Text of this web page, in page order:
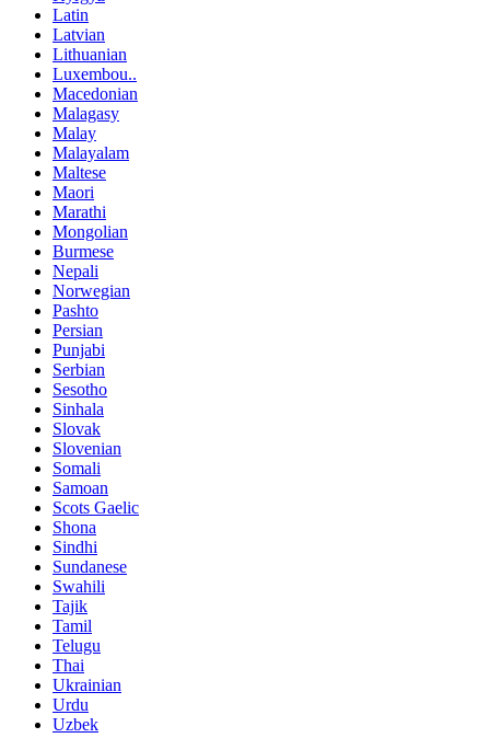
Latin
Latvian
Lithuanian
Luxembou..
Macedonian
Malagasy
Malay
Malayalam
Maltese
Maori
Marathi
Mongolian
Burmese
Nepali
Norwegian
Pashto
Persian
Punjabi
Serbian
Sesotho
Sinhala
Slovak
Slovenian
Somali
Samoan
Scots Gaelic
Shona
Sindhi
Sundanese
Swahili
Tajik
Tamil
Telugu
Thai
Ukrainian
Urdu
Uzbek